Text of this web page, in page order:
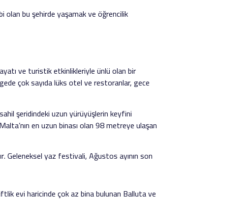
olan bu şehirde yaşamak ve öğrencilik
ve turistik etkinlikleriyle ünlü olan bir
çok sayıda lüks otel ve restoranlar, gece
şeridindeki uzun yürüyüşlerin keyfini
en uzun binası olan 98 metreye ulaşan
Geleneksel yaz festivali, Ağustos ayının son
evi haricinde çok az bina bulunan Balluta ve